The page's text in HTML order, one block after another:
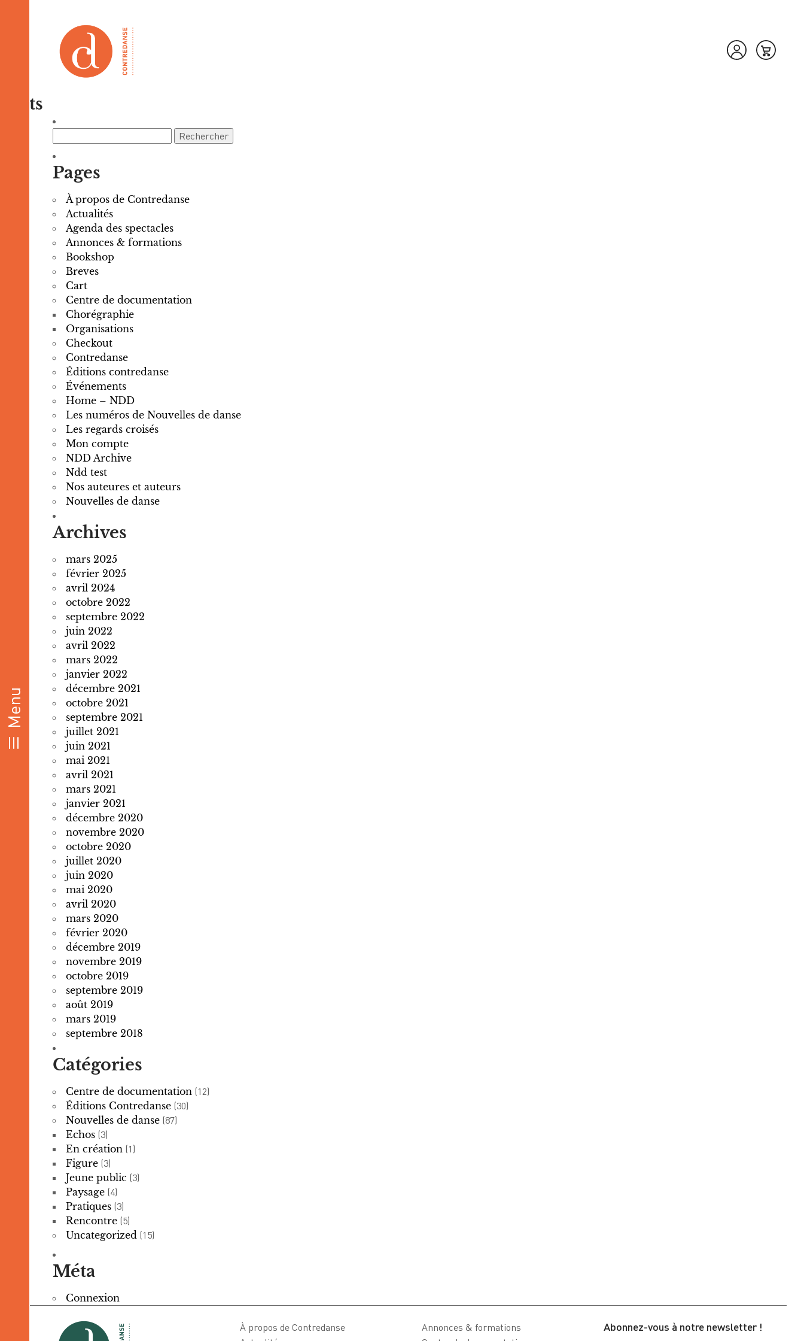
Posts
Pages
À propos de Contredanse
Actualités
Agenda des spectacles
Annonces & formations
Bookshop
Breves
Cart
Centre de documentation
Chorégraphie
Organisations
Checkout
Contredanse
Éditions contredanse
Événements
Home – NDD
Les numéros de Nouvelles de danse
Les regards croisés
Mon compte
NDD Archive
Ndd test
Nos auteures et auteurs
Nouvelles de danse
Archives
mars 2025
février 2025
avril 2024
octobre 2022
septembre 2022
juin 2022
avril 2022
mars 2022
janvier 2022
décembre 2021
octobre 2021
septembre 2021
juillet 2021
juin 2021
mai 2021
avril 2021
mars 2021
janvier 2021
décembre 2020
novembre 2020
octobre 2020
juillet 2020
juin 2020
mai 2020
avril 2020
mars 2020
février 2020
décembre 2019
novembre 2019
octobre 2019
septembre 2019
août 2019
mars 2019
septembre 2018
Catégories
Centre de documentation (12)
Éditions Contredanse (30)
Nouvelles de danse (87)
Echos (3)
En création (1)
Figure (3)
Jeune public (3)
Paysage (4)
Pratiques (3)
Rencontre (5)
Uncategorized (15)
Méta
Connexion
À propos de Contredanse
Annonces & formations
Abonnez-vous à notre newsletter !